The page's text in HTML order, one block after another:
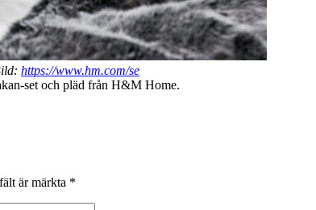
https://www.hm.com/se
set och pläd från H&M Home.
är märkta *